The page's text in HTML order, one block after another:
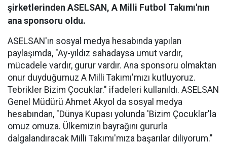
şirketlerinden ASELSAN, A Milli Futbol Takımı'nın
ana sponsoru oldu.
ASELSAN'ın sosyal medya hesabında yapılan
paylaşımda, "Ay-yıldız sahadaysa umut vardır,
mücadele vardır, gurur vardır. Ana sponsoru olmaktan
onur duyduğumuz A Milli Takımı'mızı kutluyoruz.
Tebrikler Bizim Çocuklar." ifadeleri kullanıldı. ASELSAN
Genel Müdürü Ahmet Akyol da sosyal medya
hesabından, "Dünya Kupası yolunda 'Bizim Çocuklar'la
omuz omuza. Ülkemizin bayrağını gururla
dalgalandıracak Milli Takımı'mıza başarılar diliyorum."